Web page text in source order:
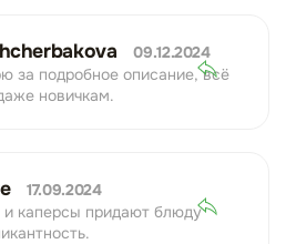
09.12.2024
за подробное описание, всё
новичкам.
17.09.2024
каперсы придают блюду